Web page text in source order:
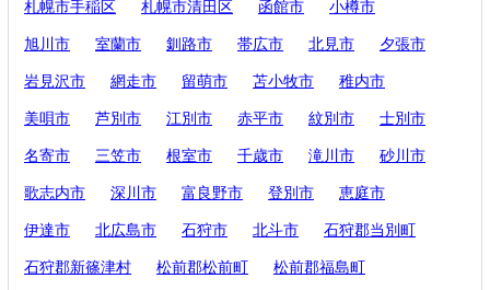
札幌市手稲区 札幌市清田区 函館市 小樽市
旭川市 室蘭市 釧路市 帯広市 北見市 夕張市
岩見沢市 網走市 留萌市 苫小牧市 稚内市
美唄市 芦別市 江別市 赤平市 紋別市 士別市
名寄市 三笠市 根室市 千歳市 滝川市 砂川市
歌志内市 深川市 富良野市 登別市 恵庭市
伊達市 北広島市 石狩市 北斗市 石狩郡当別町
石狩郡新篠津村 松前郡松前町 松前郡福島町